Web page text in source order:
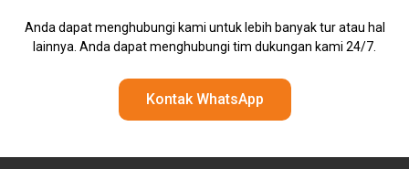
Anda dapat menghubungi kami untuk lebih banyak tur atau hal
lainnya. Anda dapat menghubungi tim dukungan kami 24/7.
Kontak WhatsApp